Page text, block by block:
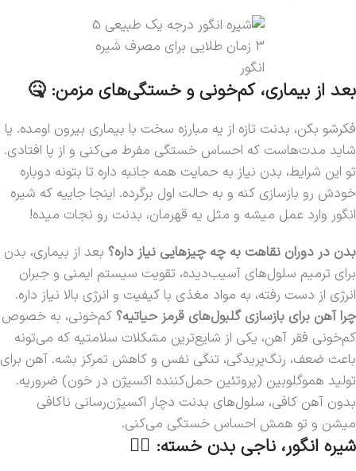
3 زمان طلایی برای مصرف شیره
انگور
بعد از بیماری، کم‌خونی و خستگی‌های مزمن: 🤒
فکرشو بکن، بدنت تازه از یه مبارزه سخت با بیماری بیرون اومده. یا
شاید مدت‌هاست که احساس خستگی مفرط می‌کنی و از پا افتادی.
تو این شرایط، بدن نیاز به حمایت همه جانبه داره تا بتونه دوباره
خودش رو بازسازی کنه و به حالت اول برگرده. اینجا جاییه که شیره
انگور وارد عمل میشه و مثل یه قهرمان، بدنت رو نجات میده!
بدن در دوران نقاهت به چه چیزهایی نیاز داره؟ بعد از بیماری، بدن
برای ترمیم سلول‌های آسیب‌دیده، تقویت سیستم ایمنی و جبران
انرژی از دست رفته، به مواد مغذی با کیفیت و انرژی بالا نیاز داره.
چرا آهن برای بازسازی گلبول‌های قرمز حیاتیه؟ کم‌خونی، به خصوص
کم‌خونی فقر آهن، یکی از شایع‌ترین مشکلات سلامتیه که می‌تونه
باعث ضعف، رنگ‌پریدگی، تنگی نفس و کاهش تمرکز بشه. آهن برای
تولید هموگلوبین (پروتئین حمل‌کننده اکسیژن در خون) ضروریه.
بدون آهن کافی، سلول‌های بدنت دچار اکسیژن‌رسانی ناکافی
میشن و تو همش احساس خستگی می‌کنی.
شیره انگور، ناجی بدن خسته: 🦸‍♀️